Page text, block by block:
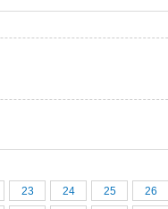
23 24 25 26